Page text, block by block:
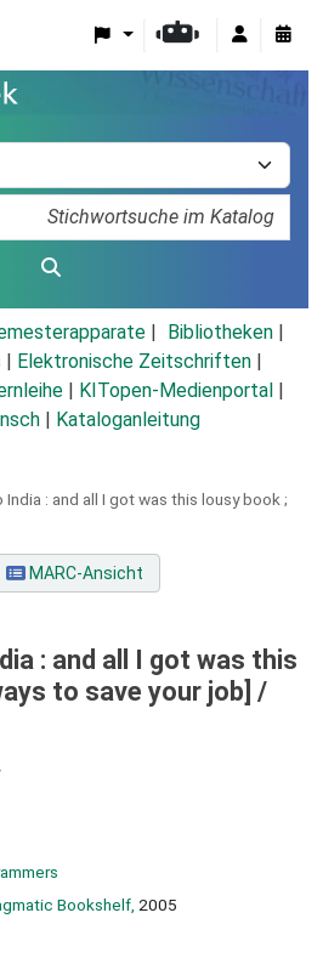
Bibliotheken
Elektronische Zeitschriften
KITopen-Medienportal
Kataloganleitung
India : and all I got was this lousy book ;
MARC-Ansicht
: and all I got was this
to save your job] /
Bookshelf, 2005